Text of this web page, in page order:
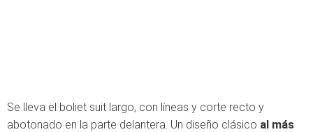
Se lleva el boliet suit largo, con líneas y corte recto y
abotonado en la parte delantera. Un diseño clásico al más